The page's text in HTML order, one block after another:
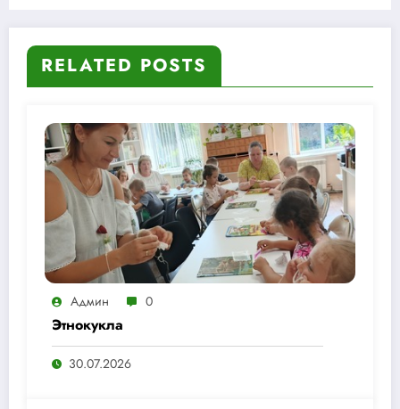
RELATED POSTS
Админ 0
Этнокукла
30.07.2026